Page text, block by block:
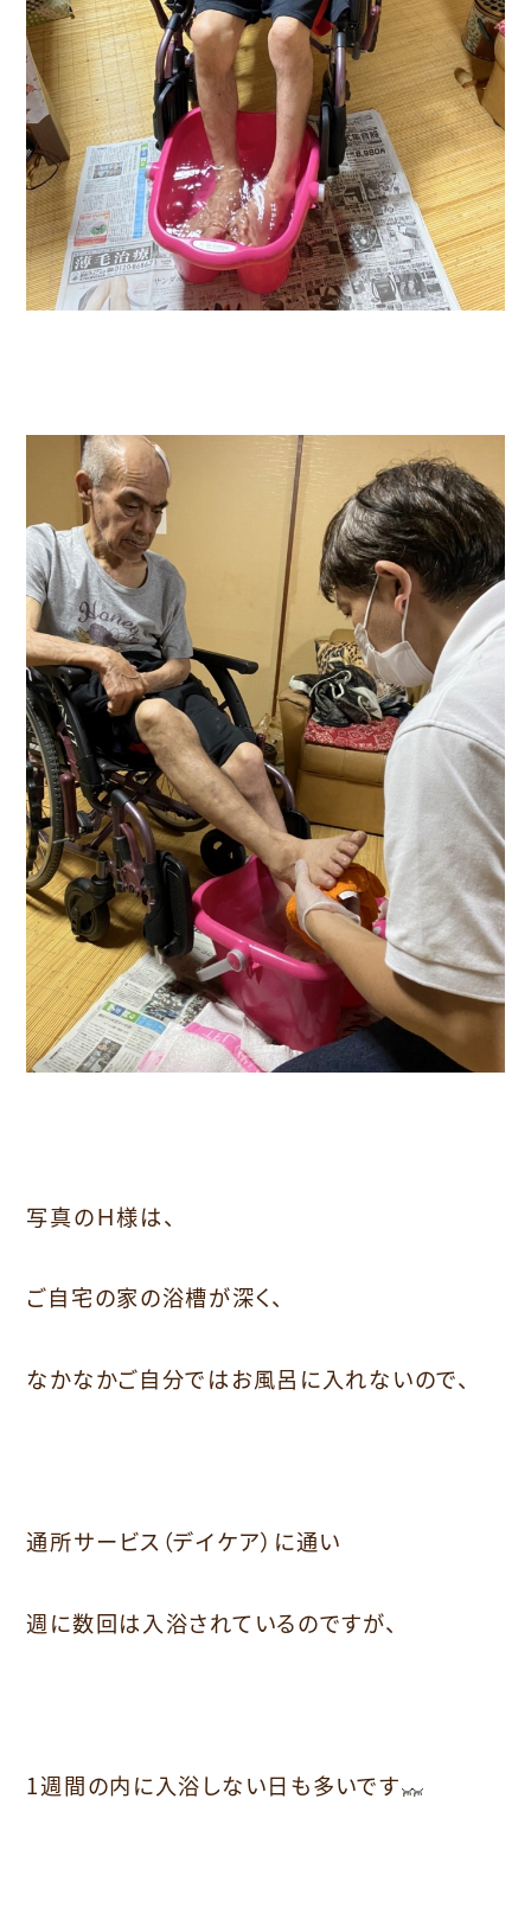
写真のＨ様は、
ご自宅の家の浴槽が深く、
なかなかご自分ではお風呂に入れないので、
通所サービス（デイケア）に通い
週に数回は入浴されているのですが、
1週間の内に入浴しない日も多いです